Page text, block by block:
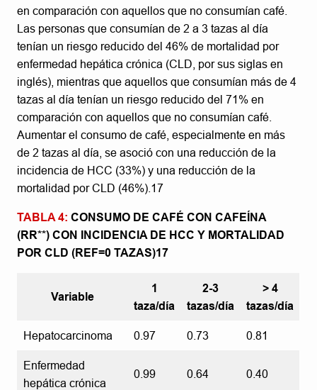
en comparación con aquellos que no consumían café.
Las personas que consumían de 2 a 3 tazas al día
tenían un riesgo reducido del 46% de mortalidad por
enfermedad hepática crónica (CLD, por sus siglas en
inglés), mientras que aquellos que consumían más de 4
tazas al día tenían un riesgo reducido del 71% en
comparación con aquellos que no consumían café.
Aumentar el consumo de café, especialmente en más
de 2 tazas al día, se asoció con una reducción de la
incidencia de HCC (33%) y una reducción de la
mortalidad por CLD (46%).17
TABLA 4: CONSUMO DE CAFÉ CON CAFEÍNA
(RR**) CON INCIDENCIA DE HCC Y MORTALIDAD
POR CLD (REF=0 TAZAS)17
Variable
1
taza/día
2-3
tazas/día
> 4
tazas/día
Hepatocarcinoma 0.97 0.73 0.81
Enfermedad
hepática crónica
0.99 0.64 0.40